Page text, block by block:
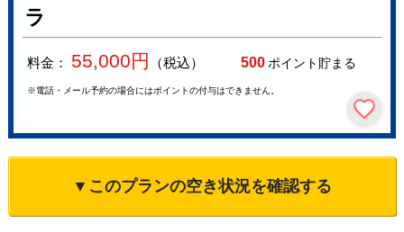
ラ
料金： 55,000円 （税込） 500ポイント貯まる
※電話・メール予約の場合にはポイントの付与はできません。
▼このプランの空き状況を確認する